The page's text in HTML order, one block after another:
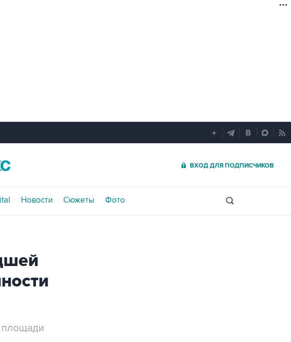
ВХОД ДЛЯ ПОДПИСЧИКОВ
Новости Сюжеты Фото
площади